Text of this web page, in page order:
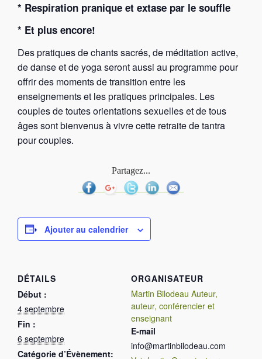
* Respiration pranique et extase par le souffle
* Et plus encore!
Des pratiques de chants sacrés, de méditation active,
de danse et de yoga seront aussi au programme pour
offrir des moments de transition entre les
enseignements et les pratiques principales. Les
couples de toutes orientations sexuelles et de tous
âges sont bienvenus à vivre cette retraite de tantra
pour couples.
Partagez...
Ajouter au calendrier
DÉTAILS
Début :
4 septembre
Fin :
6 septembre
Catégorie d’Évènement:
ORGANISATEUR
Martin Bilodeau Auteur,
auteur, conférencier et
enseignant
E-mail
info@martinbilodeau.com